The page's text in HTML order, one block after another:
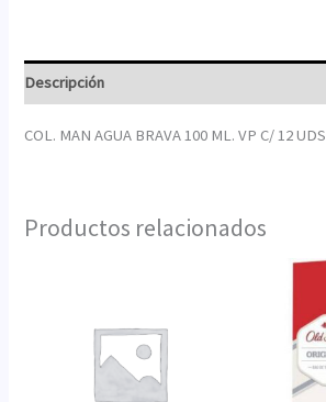
Descripción
COL. MAN AGUA BRAVA 100 ML. VP C/ 12 UDS
Productos relacionados